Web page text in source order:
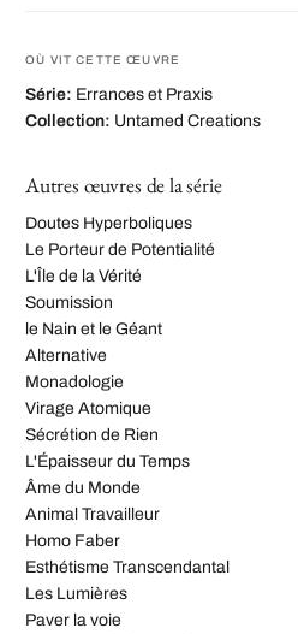
OÙ VIT CETTE ŒUVRE
Série: Errances et Praxis
Collection: Untamed Creations
Autres œuvres de la série
Doutes Hyperboliques
Le Porteur de Potentialité
L'Île de la Vérité
Soumission
le Nain et le Géant
Alternative
Monadologie
Virage Atomique
Sécrétion de Rien
L'Épaisseur du Temps
Âme du Monde
Animal Travailleur
Homo Faber
Esthétisme Transcendantal
Les Lumières
Paver la voie